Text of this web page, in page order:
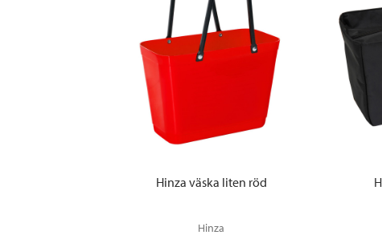
Hinza väska liten röd
Hinza